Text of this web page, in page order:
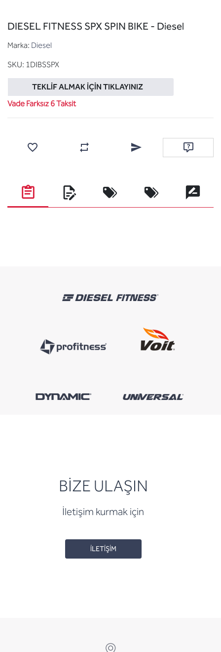
DIESEL FITNESS SPX SPIN BIKE - Diesel
Marka: Diesel
SKU: 1DIBSSPX
TEKLIF ALMAK İÇIN TIKLAYINIZ
Vade Farksız 6 Taksit
Karşılaştırma listesine ekleArkadaşına e-posta ile
Soru sor
BİZE ULAŞIN
İletişim kurmak için
İLETİŞİM